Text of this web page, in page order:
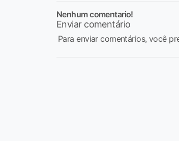
Nenhum comentario!
Enviar comentário
Para enviar comentários, você